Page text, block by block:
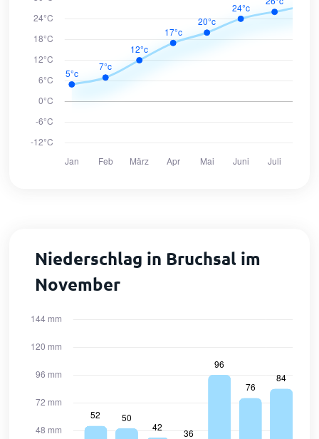
Niederschlag in Bruchsal im
November